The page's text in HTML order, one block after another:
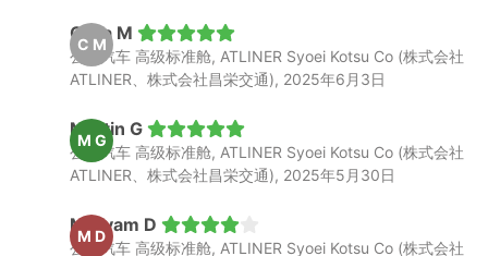
C M
Celia M
公共汽车 高级标准舱, ATLINER Syoei Kotsu Co (株式会社
ATLINER、株式会社昌栄交通), 2025年6月3日
M G
Martin G
公共汽车 高级标准舱, ATLINER Syoei Kotsu Co (株式会社
ATLINER、株式会社昌栄交通), 2025年5月30日
M D
Maryam D
公共汽车 高级标准舱, ATLINER Syoei Kotsu Co (株式会社